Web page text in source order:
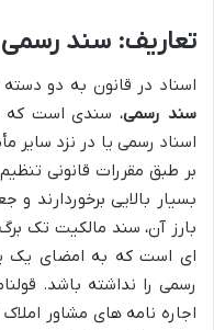
تعاریف: سند
اسناد در قانون به دو
سند رسمی، سندی است که
اسناد رسمی یا در نزد
بر طبق مقررات قانونی
بسیار بالایی برخوردارند
بارز آن، سند مالکیت تک
ای است که به امضای یک
رسمی را نداشته باشد.
اجاره نامه های مشاور